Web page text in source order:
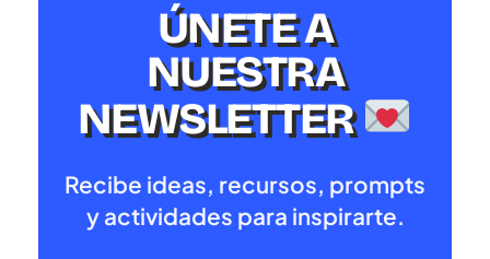
ÚNETE A
NUESTRA
NEWSLETTER
Recibe ideas, recursos, prompts
y actividades para inspirarte.